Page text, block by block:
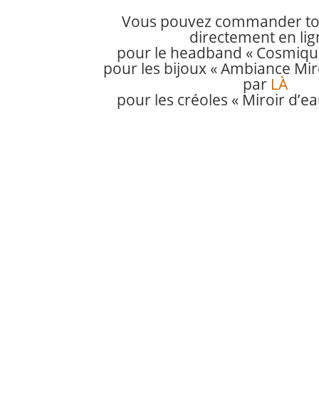
Vous pouvez commander
directement en
pour le headband «
pour les bijoux « Ambiance
par LÀ
pour les créoles « Miroir